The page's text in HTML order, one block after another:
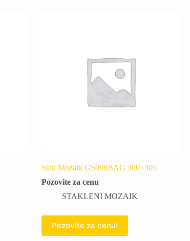
Stak Mozaik GS098BAG 300×305
Pozovite za cenu
STAKLENI MOZAIK
Pozovite za cenu!